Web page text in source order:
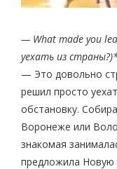
— What made you
уехать из
— Это довольно
решил просто
обстановку.
Воронеже или
знакомая
предложила Новую